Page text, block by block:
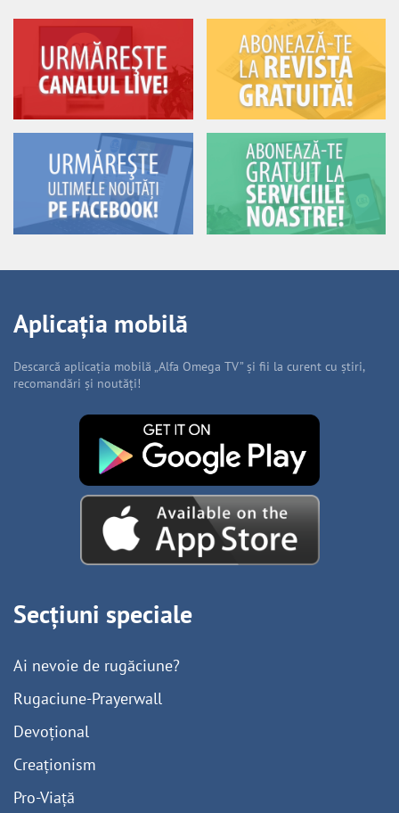
Aplicația mobilă
Descarcă aplicația mobilă „Alfa Omega TV” și fii la curent cu știri,
recomandări și noutăți!
Secțiuni speciale
Ai nevoie de rugăciune?
Rugaciune-Prayerwall
Devoțional
Creaționism
Pro-Viață